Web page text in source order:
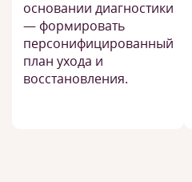
основании диагностики
— формировать
персонифицированный
план ухода и
восстановления.